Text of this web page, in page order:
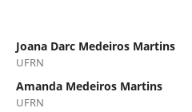
Joana Darc Medeiros Martins
UFRN
Amanda Medeiros Martins
UFRN